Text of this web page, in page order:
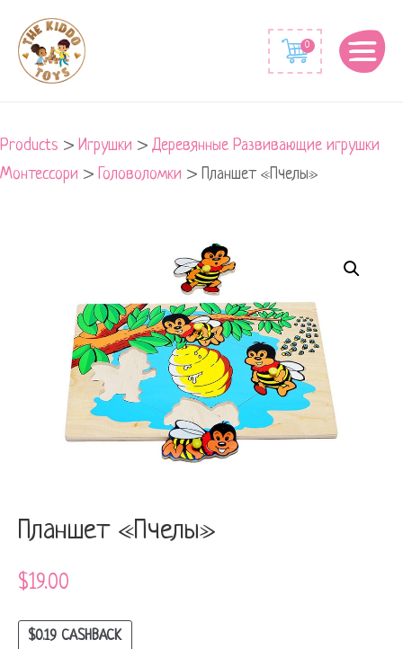
0
Products > Игрушки > Деревянные Развивающие игрушки
Монтессори > Головоломки > Планшет «Пчелы»
Планшет «Пчелы»
$19.00
$0.19 CASHBACK